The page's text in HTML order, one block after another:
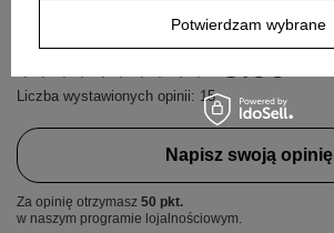
Liczba wystawionych opinii: 15
Napisz swoją opinię
Za opinię otrzymasz 50 pkt.
w naszym programie lojalnościowym.
Potwierdzam wybrane